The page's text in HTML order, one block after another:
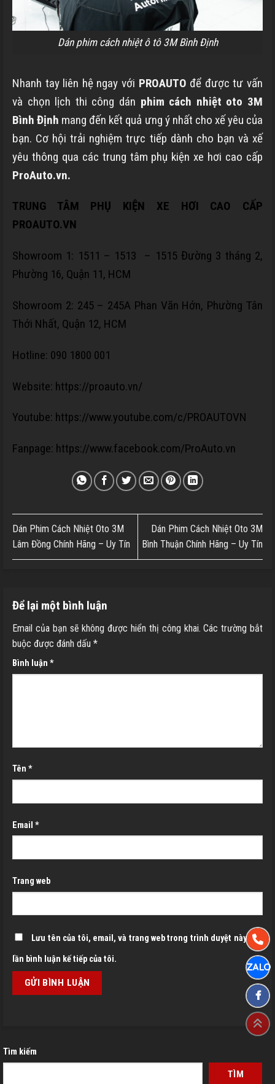
Dán phim cách nhiệt ô tô 3M Bình Định
Nhanh tay liên hệ ngay với PROAUTO để được tư vấn
và chọn lịch thi công dán phim cách nhiệt oto 3M
Bình Định mang đến kết quả ưng ý nhất cho xế yêu của
bạn. Cơ hội trải nghiệm trực tiếp dành cho bạn và xế
yêu thông qua các trung tâm phụ kiện xe hơi cao cấp
ProAuto.vn.
TRUNG TÂM PHỤ KIỆN XE HƠI CAO CẤP
PROAUTO.VN
Showroom 1: 1511 – 1513 – 1515 Đường 3 tháng 2,
Phường 16, Quận 11, HCM
Showroom 2: 245 – 245A Phan Văn Hớn, Phường Tân
Thới Nhất, Quận 12, HCM
Hotline: 090 1800 001
Website: https://proauto.vn/
Youtube: https://www.youtube.com/c/PROAUTOVN
Fanpage: https://www.facebook.com/ProAuto.vn
Dán Phim Cách Nhiệt Oto 3M
Lâm Đồng Chính Hãng – Uy Tín
Dán Phim Cách Nhiệt Oto 3M
Bình Thuận Chính Hãng – Uy Tín
Để lại một bình luận
Email của bạn sẽ không được hiển thị công khai. Các trường bắt
buộc được đánh dấu *
Bình luận *
Tên *
Email *
Trang web
Lưu tên của tôi, email, và trang web trong trình duyệt này cho
lần bình luận kế tiếp của tôi.
Tìm kiếm
TÌM